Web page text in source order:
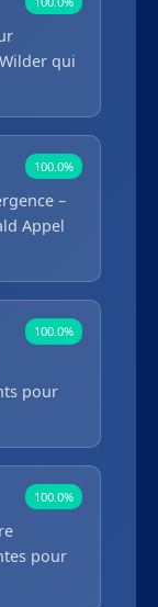
qui
100.0%
–
Appel
100.0%
pour
100.0%
pour